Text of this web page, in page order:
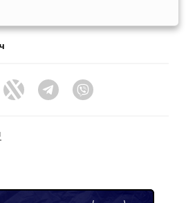
Twitter Telegram